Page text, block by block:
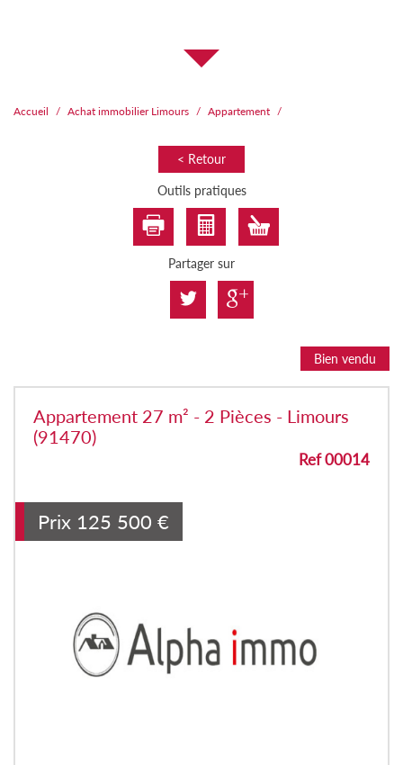
Accueil Achat immobilier Limours Appartement
< Retour
Outils pratiques
Partager sur
Bien vendu
Appartement 27 m² - 2 Pièces - Limours
(91470)
Ref 00014
Prix 125 500 €